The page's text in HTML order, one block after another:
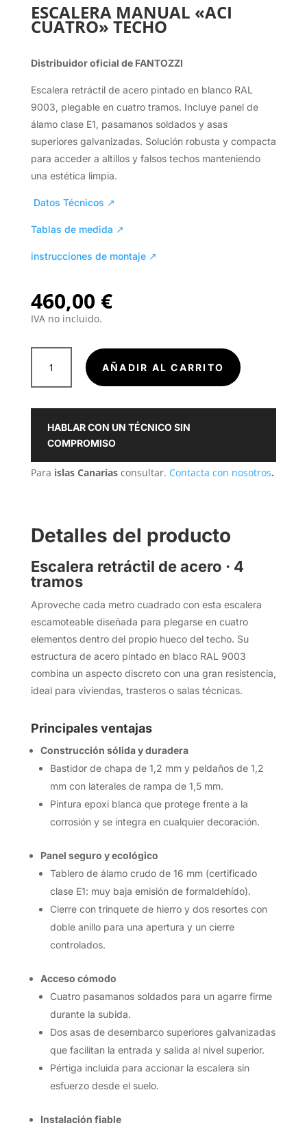
ESCALERA MANUAL «ACI
CUATRO» TECHO
Distribuidor oficial de FANTOZZI
Escalera retráctil de acero pintado en blanco RAL
9003, plegable en cuatro tramos. Incluye panel de
álamo clase E1, pasamanos soldados y asas
superiores galvanizadas. Solución robusta y compacta
para acceder a altillos y falsos techos manteniendo
una estética limpia.
Datos Técnicos ↗
Tablas de medida ↗
instrucciones de montaje ↗
460,00 €
IVA no incluido.
MANUAL
"ACI
CANTIDAD
AÑADIR AL CARRITO
HABLAR CON UN TÉCNICO SIN
COMPROMISO
Para islas Canariasconsultar. Contacta con nosotros.
Detalles del producto
Escalera retráctil de acero · 4
tramos
Aproveche cada metro cuadrado con esta escalera
escamoteable diseñada para plegarse en cuatro
elementos dentro del propio hueco del techo. Su
estructura de acero pintado en blaco RAL 9003
combina un aspecto discreto con una gran resistencia,
ideal para viviendas, trasteros o salas técnicas.
Principales ventajas
Construcción sólida y duradera
Bastidor de chapa de 1,2 mm y peldaños de 1,2
mm con laterales de rampa de 1,5 mm.
Pintura epoxi blanca que protege frente a la
corrosión y se integra en cualquier decoración.
Panel seguro y ecológico
Tablero de álamo crudo de 16 mm (certificado
clase E1: muy baja emisión de formaldehído).
Cierre con trinquete de hierro y dos resortes con
doble anillo para una apertura y un cierre
controlados.
Acceso cómodo
Cuatro pasamanos soldados para un agarre firme
durante la subida.
Dos asas de desembarco superiores galvanizadas
que facilitan la entrada y salida al nivel superior.
Pértiga incluida para accionar la escalera sin
esfuerzo desde el suelo.
Instalación fiable